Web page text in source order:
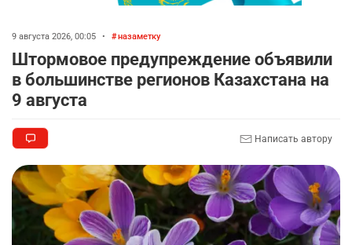
9 августа 2026, 00:05 • назаметку
Штормовое предупреждение объявили
в большинстве регионов Казахстана на
9 августа
Написать автору